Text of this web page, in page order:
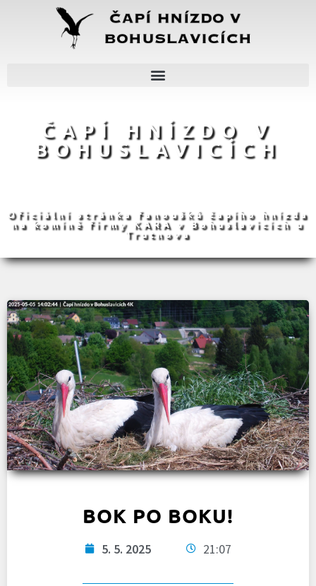
ČAPÍ HNÍZDO V
BOHUSLAVICÍCH
Oficiální stránka fanoušků čapího hnízda
na komíně firmy KARA v Bohuslavicích u
Trutnova
BOK PO BOKU!
5. 5. 2025 21:07